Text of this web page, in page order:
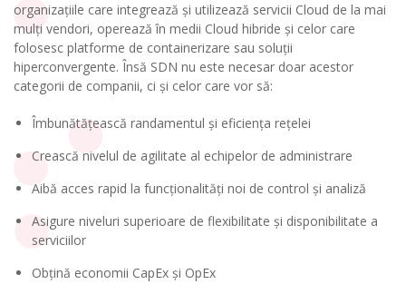
organizațiile care integrează și utilizează servicii Cloud de la mai
mulți vendori, operează în medii Cloud hibride și celor care
folosesc platforme de containerizare sau soluții
hiperconvergente. Însă SDN nu este necesar doar acestor
categorii de companii, ci și celor care vor să:
Îmbunătățească randamentul și eficiența rețelei
Crească nivelul de agilitate al echipelor de administrare
Aibă acces rapid la funcționalități noi de control și analiză
Asigure niveluri superioare de flexibilitate și disponibilitate a
serviciilor
Obțină economii CapEx și OpEx